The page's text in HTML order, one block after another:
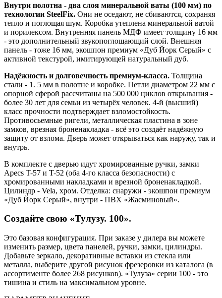
Внутри полотна - два слоя минеральной ваты (100 мм) по
технологии SteelFix. Они не оседают, не сбиваются, сохраняя
тепло и поглощая шум. Коробка утеплена минеральной ватой
и порилексом. Внутренняя панель МДФ имеет толщину 16 мм
- это дополнительный звукопоглощающий слой. Внешняя
панель - тоже 16 мм, экошпон премиум «Дуб Йорк Серый» с
активной текстурой, имитирующей натуральный дуб.
Надёжность и долговечность премиум-класса. Толщина
стали - 1. 5 мм в полотне и коробке. Петли диаметром 22 мм с
опорной сферой рассчитаны на 500 000 циклов открывания -
более 30 лет для семьи из четырёх человек. 4-й (высший)
класс прочности подтверждает взломостойкость.
Противосьемные ригели, металлическая пластина в зоне
замков, врезная броненакладка - всё это создаёт надёжную
защиту от взлома. Дверь может открываться как наружу, так и
внутрь.
В комплекте с дверью идут хромированные ручки, замки
Apecs T-57 и T-52 (оба 4-го класса безопасности) с
хромированными накладками и врезной броненакладкой.
Цилиндр - Vela, хром. Отделка: снаружи - экошпон премиум
«Дуб Йорк Серый», внутри - ПВХ «Жасминовый».
Создайте свою «Тулузу. 100».
Это базовая конфигурация. При заказе у дилера вы можете
изменить размер, цвета панелей, ручки, замки, цилиндры.
Добавьте зеркало, декоративные вставки из стекла или
металла, выберите другой рисунок фрезеровки из каталога (в
ассортименте более 268 рисунков). «Тулуза» серии 100 - это
тишина и стиль на максимальном уровне.